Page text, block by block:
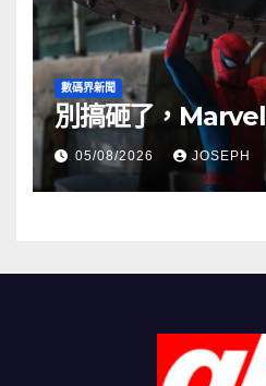
數碼界新聞
別搞砸了，Marvel
05/08/2026 JOSEPH